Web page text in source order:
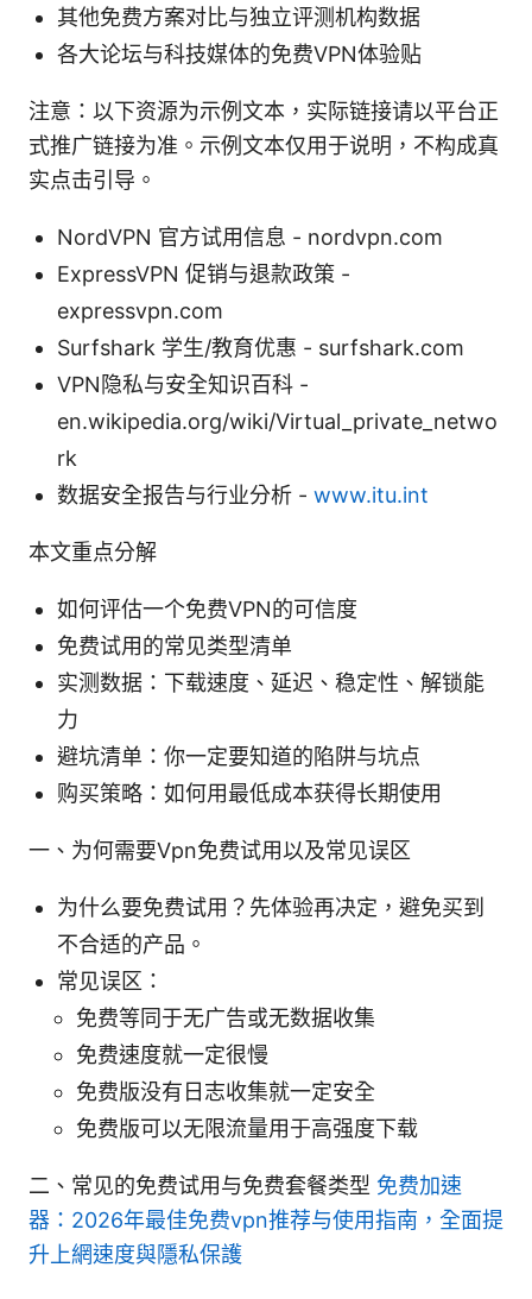
其他免费方案对比与独立评测机构数据
各大论坛与科技媒体的免费VPN体验贴
注意：以下资源为示例文本，实际链接请以平台正
式推广链接为准。示例文本仅用于说明，不构成真
实点击引导。
NordVPN 官方试用信息 - nordvpn.com
ExpressVPN 促销与退款政策 -
expressvpn.com
Surfshark 学生/教育优惠 - surfshark.com
VPN隐私与安全知识百科 -
en.wikipedia.org/wiki/Virtual_private_netwo
rk
数据安全报告与行业分析 - www.itu.int
本文重点分解
如何评估一个免费VPN的可信度
免费试用的常见类型清单
实测数据：下载速度、延迟、稳定性、解锁能
力
避坑清单：你一定要知道的陷阱与坑点
购买策略：如何用最低成本获得长期使用
一、为何需要Vpn免费试用以及常见误区
为什么要免费试用？先体验再决定，避免买到
不合适的产品。
常见误区：
免费等同于无广告或无数据收集
免费速度就一定很慢
免费版没有日志收集就一定安全
免费版可以无限流量用于高强度下载
二、常见的免费试用与免费套餐类型 免费加速
器：2026年最佳免费vpn推荐与使用指南，全面提
升上網速度與隱私保護